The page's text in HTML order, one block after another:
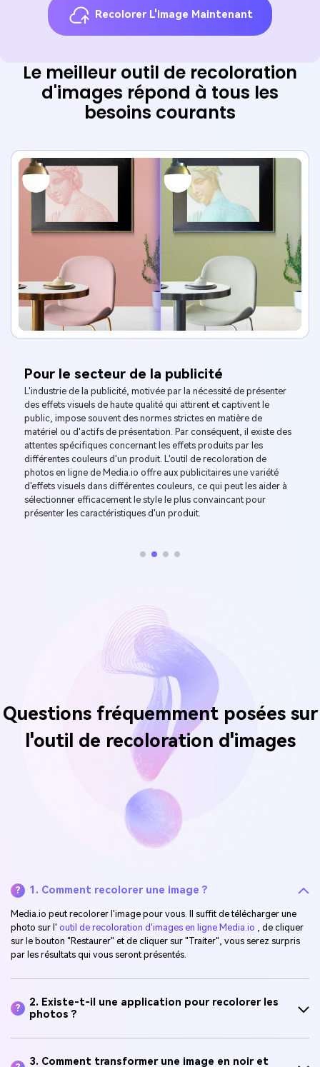
Recolorer L'image Maintenant
Le meilleur outil de recoloration
d'images répond à tous les
besoins courants
Pour les utilisateurs des médias sociaux
Dans l'ère actuelle dominée par les médias sociaux, un nombre
croissant de personnes choisissent de se présenter en ligne.
Grâce à l'outil de recoloration de photos en ligne de Media.io, les
utilisateurs de médias sociaux peuvent facilement changer les
couleurs de leurs photos ou modifier les teintes de leurs avatars
en un seul clic. En ajustant les paramètres de couleur, les
utilisateurs peuvent présenter leurs photos les plus satisfaisantes
sur les réseaux sociaux.
Questions fréquemment posées sur
l'outil de recoloration d'images
Media.io peut recolorer l'image pour vous. Il suffit de télécharger une
photo sur l'
sur le bouton "Restaurer" et de cliquer sur "Traiter", vous serez surpris
par les résultats qui vous seront présentés.
?
?